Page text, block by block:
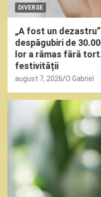
DIVERSE
„A fost un
despăgubiri de
lor a rămas fără
festivității
august 7, 2026 O Gabriel